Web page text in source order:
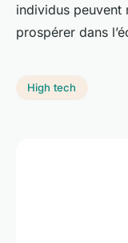
individus peuvent
prospérer dans
High tech